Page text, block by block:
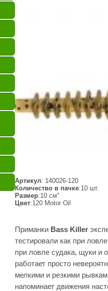
Артикул: 140026-120
Количество в пачке:10 шт.
Размер:10 см"
Цвет:120 Motor Oil
Приманки Bass Killer
тестировали как при
при ловле судака, щуки и
работает просто
мелкими и резкими
напоминает движения